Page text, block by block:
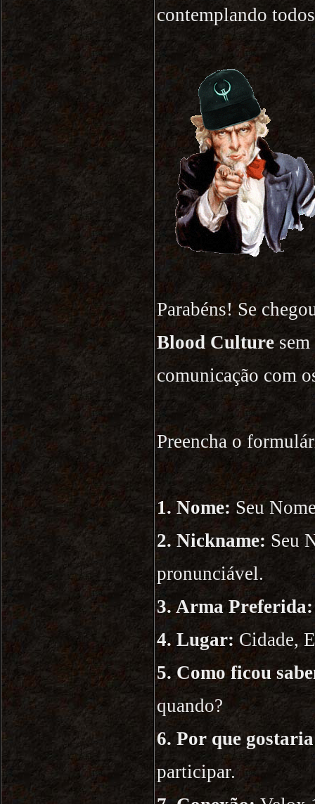
contemplando
Parabéns! Se
Blood Culturesem
comunicação com
Preencha o
1. Nome: Seu
2. Nickname: Seu
pronunciável.
3. Arma Preferida:
4. Lugar: Cidade,
5. Como ficou
quando?
6. Por que
participar.